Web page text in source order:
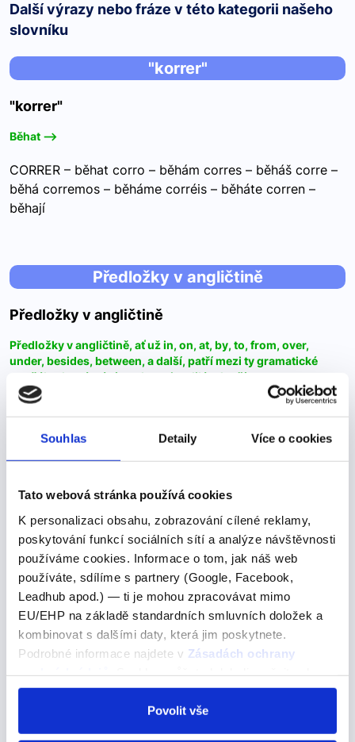
Souhlas Detaily Více o cookies
Tato webová stránka používá cookies
K personalizaci obsahu, zobrazování cílené reklamy,
poskytování funkcí sociálních sítí a analýze návštěvnosti
používáme cookies. Informace o tom, jak náš web
používáte, sdílíme s partnery (Google, Facebook,
Leadhub apod.) — ti je mohou zpracovávat mimo
EU/EHP na základě standardních smluvních doložek a
kombinovat s dalšími daty, která jim poskytnete.
Podrobné informace najdete v Zásadách ochrany
odvolat v nastavení cookies, případně se obrátit na
Povolit vše
Další výrazy nebo fráze v této kategorii našeho
slovníku
"korrer"
"korrer"
Běhat -->
CORRER – běhat corro – běhám corres – běháš corre –
běhá corremos – běháme corréis – běháte corren –
běhají
Předložky v angličtině
Předložky v angličtině
Předložky v angličtině, ať už in, on, at, by, to, from, over,
under, besides, between, a další, patří mezi ty gramatické
strašáky, které trápí studenty i rodilé mluvčí.
over, under, besides, between, a další, patří mezi ty
gramatické strašáky, které trápí studenty i rodilé
have to
have to
muset
Použití "have to" a "has to” v angličtině Oboje znamená
muset a rozdíl je jednoduše u používání jednotných
osob. "Have to" a "has to" se používají k vyjádření
nutnosti nebo povinnosti. Jednoduše to…